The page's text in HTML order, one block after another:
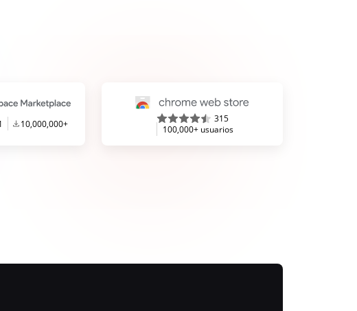
10,000,000+
315
100,000+ usuarios